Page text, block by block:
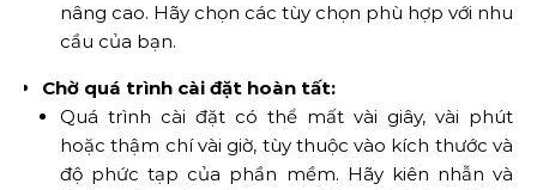
nâng cao. Hãy chọn các tùy chọn phù hợp với nhu
cầu của bạn.
Chờ quá trình cài đặt hoàn tất:
Quá trình cài đặt có thể mất vài giây, vài phút
hoặc thậm chí vài giờ, tùy thuộc vào kích thước và
độ phức tạp của phần mềm. Hãy kiên nhẫn và